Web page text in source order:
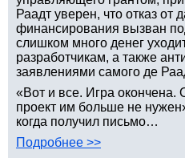
Раадт уверен, что отказ от
финансирования вызван
слишком много денег
разработчикам, а также
заявлениями самого де
«Вот и все. Игра окончена.
проект им больше не
когда получил письмо…
Подробнее >>